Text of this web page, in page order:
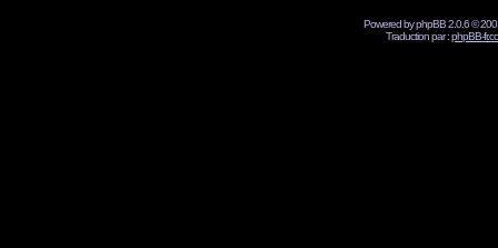
Powered by phpBB 2.0.6 ©
Traduction par :phpBB-